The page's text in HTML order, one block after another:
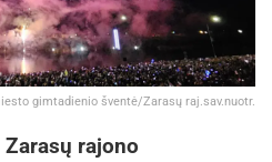
gimtadienio šventė/Zarasų raj.sav.nuotr.
rajono